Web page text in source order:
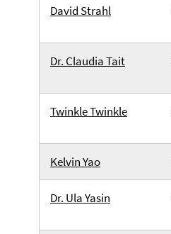
David Strahl
Dr. Claudia Tait
Twinkle Twinkle
Kelvin Yao
Dr. Ula Yasin